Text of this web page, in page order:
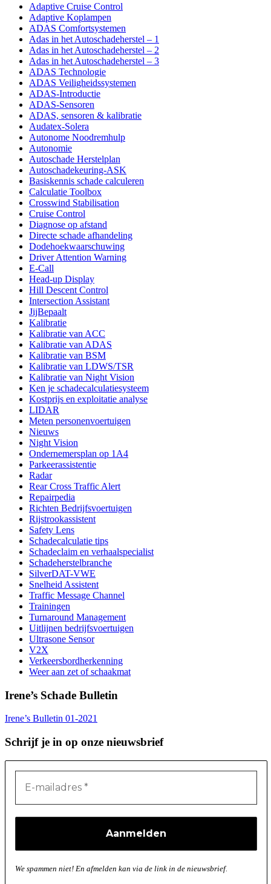
Adaptive Cruise Control
Adaptive Koplampen
ADAS Comfortsystemen
Adas in het Autoschadeherstel – 1
Adas in het Autoschadeherstel – 2
Adas in het Autoschadeherstel – 3
ADAS Technologie
ADAS Veiligheidssystemen
ADAS-Introductie
ADAS-Sensoren
ADAS, sensoren & kalibratie
Audatex-Solera
Autonome Noodremhulp
Autonomie
Autoschade Herstelplan
Autoschadekeuring-ASK
Basiskennis schade calculeren
Calculatie Toolbox
Crosswind Stabilisation
Cruise Control
Diagnose op afstand
Directe schade afhandeling
Dodehoekwaarschuwing
Driver Attention Warning
E-Call
Head-up Display
Hill Descent Control
Intersection Assistant
JijBepaalt
Kalibratie
Kalibratie van ACC
Kalibratie van ADAS
Kalibratie van BSM
Kalibratie van LDWS/TSR
Kalibratie van Night Vision
Ken je schadecalculatiesysteem
Kostprijs en exploitatie analyse
LIDAR
Meten personenvoertuigen
Nieuws
Night Vision
Ondernemersplan op 1A4
Parkeerassistentie
Radar
Rear Cross Traffic Alert
Repairpedia
Richten Bedrijfsvoertuigen
Rijstrookassistent
Safety Lens
Schadecalculatie tips
Schadeclaim en verhaalspecialist
Schadeherstelbranche
SilverDAT-VWE
Snelheid Assistent
Traffic Message Channel
Trainingen
Turnaround Management
Uitlijnen bedrijfsvoertuigen
Ultrasone Sensor
V2X
Verkeersbordherkenning
Weer aan zet of schaakmat
Irene’s Schade Bulletin
Irene’s Bulletin 01-2021
Schrijf je in op onze nieuwsbrief
We spammen niet! En afmelden kan via de link in de nieuwsbrief.